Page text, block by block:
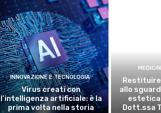
INNOVAZIONE E TECNOLOGIA
Virus creati con
l’intelligenza artificiale: è la
prima volta nella storia
allo
estetica
Dott.ssa